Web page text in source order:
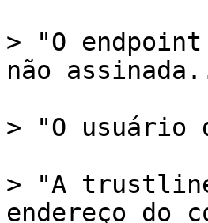
> "O
não
> "O usuário
> "A trustline
endereço do